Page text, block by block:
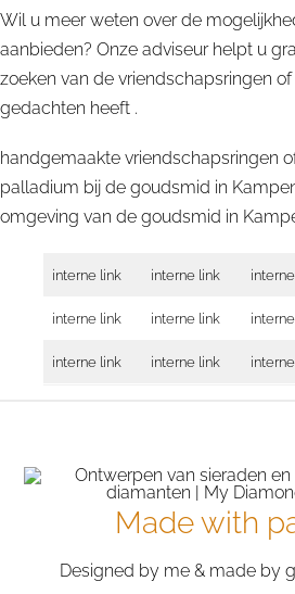
Wil u meer weten over de
aanbieden? Onze adviseur helpt u
zoeken van de vriendschapsringen
gedachten heeft .
handgemaakte vriendschapsringen
palladium bij de goudsmid in
omgeving van de goudsmid in
interne link interne link
interne link interne link
interne link interne link
Made with
Designed by me & made by